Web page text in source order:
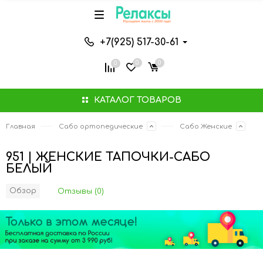
КАТАЛОГ ТОВАРОВ
+7(925) 517-30-61
0 0 0
Главная Сабо ортопедические Сабо Женские
951 | ЖЕНСКИЕ ТАПОЧКИ-САБО
БЕЛЫЙ
Обзор Отзывы (0)